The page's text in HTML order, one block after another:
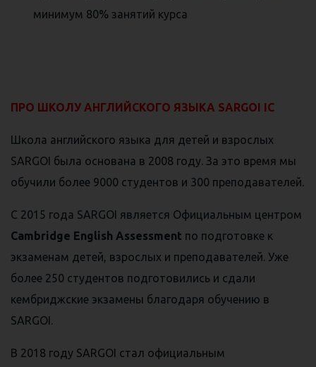
минимум 80% занятий курса
ПРО ШКОЛУ АНГЛИЙСКОГО ЯЗЫКА SARGOI IC
Школа английского языка для детей и взрослых
SARGOI была основана в 2008 году. За это время мы
обучили более 9000 студентов и 300 преподавателей.
С 2015 года SARGOI является Официальным центром
Cambridge English Assessment по подготовке к
экзаменам детей, взрослых и преподавателей. Уже
более 250 студентов подготовились и сдали
кембриджские экзамены благодаря обучению в
SARGOI.
В 2018 году SARGOI стал официальным